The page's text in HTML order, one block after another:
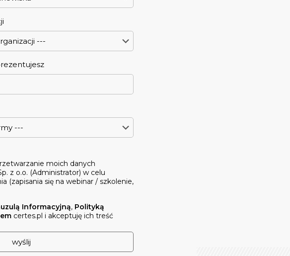
moich danych
z o.o. (Administrator) w celu
(zapisania się na webinar / szkolenie,
Informacyjną, Polityką
certes.pl i akceptuję ich treść